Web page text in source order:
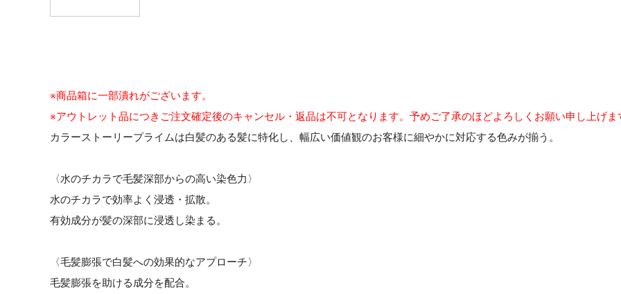
※商品箱に一部潰れがございます。
※アウトレット品につきご注文確定後のキャンセル・返品は不可となります。予めご了承のほどよろしくお願い申し上げま
カラーストーリープライムは白髪のある髪に特化し、幅広い価値観のお客様に細やかに対応する色みが揃う。
〈水のチカラで毛髪深部からの高い染色力〉
水のチカラで効率よく浸透・拡散。
有効成分が髪の深部に浸透し染まる。
〈毛髪膨張で白髪への効果的なアプローチ〉
毛髪膨張を助ける成分を配合。